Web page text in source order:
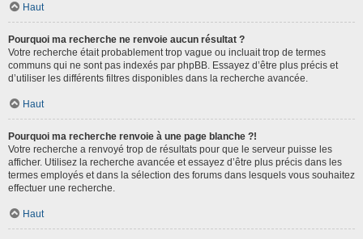
Haut
Pourquoi ma recherche ne renvoie aucun résultat ?
Votre recherche était probablement trop vague ou incluait trop de termes
communs qui ne sont pas indexés par phpBB. Essayez d’être plus précis et
d’utiliser les différents filtres disponibles dans la recherche avancée.
Haut
Pourquoi ma recherche renvoie à une page blanche ?!
Votre recherche a renvoyé trop de résultats pour que le serveur puisse les
afficher. Utilisez la recherche avancée et essayez d’être plus précis dans les
termes employés et dans la sélection des forums dans lesquels vous souhaitez
effectuer une recherche.
Haut